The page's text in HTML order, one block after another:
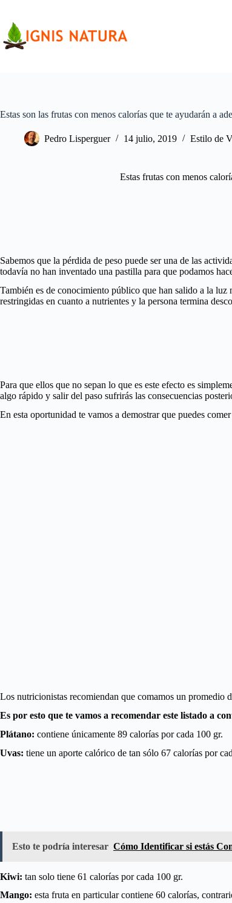
contenido
Estas son las frutas con menos calorías que te ayudarán a
Pedro Lisperguer 14 julio, 2019 Estilo de
Estas frutas con menos
Sabemos que la pérdida de peso puede ser una de las
todavía no han inventado una pastilla para que podamos
También es de conocimiento público que han salido a la
restringidas en cuanto a nutrientes y la persona termina
Para que ellos que no sepan lo que es este efecto es
algo rápido y salir del paso sufrirás las consecuencias
En esta oportunidad te vamos a demostrar que puedes
Los nutricionistas recomiendan que comamos un promedio
Es por esto que te vamos a recomendar este listado a
Plátano: contiene únicamente 89 calorías por cada 100 gr.
Uvas: tiene un aporte calórico de tan sólo 67 calorías por
Esto te podría interesar Cómo Identificar si estás
Kiwi: tan solo tiene 61 calorías por cada 100 gr.
Mango: esta fruta en particular contiene 60 calorías,